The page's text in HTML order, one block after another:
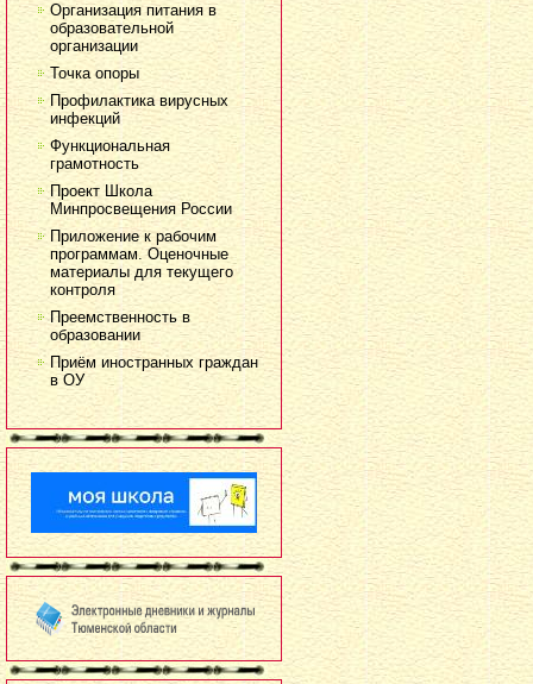
Организация питания в
образовательной
организации
Точка опоры
Профилактика вирусных
инфекций
Функциональная
грамотность
Проект Школа
Минпросвещения России
Приложение к рабочим
программам. Оценочные
материалы для текущего
контроля
Преемственность в
образовании
Приём иностранных граждан
в ОУ